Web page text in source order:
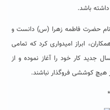
باشد.
سال ۹۴ را مزین به نام حضرت فاطمه زهرا (س) دانست و
ابراز امیدواری کرد که تمامی
جدید کار خود را آغاز نموده و از
هیچ کوششی فروگذار نباشند.